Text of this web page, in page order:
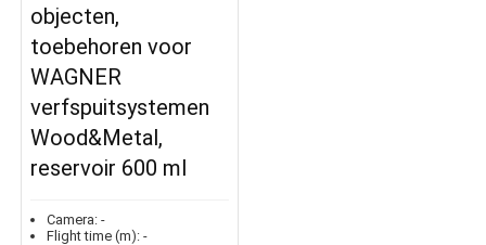
objecten,
toebehoren voor
WAGNER
verfspuitsystemen
Wood&Metal,
reservoir 600 ml
Camera: -
Flight time (m): -